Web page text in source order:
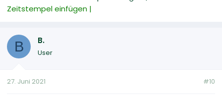
Zeitstempel einfügen |
B B.
User
27. Juni 2021 #10